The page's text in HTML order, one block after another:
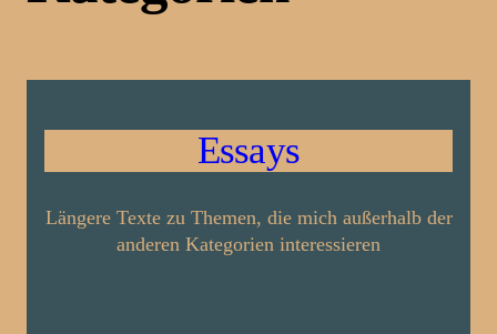
Essays
Längere Texte zu Themen, die mich außer­halb der
anderen Kate­gorien interessieren